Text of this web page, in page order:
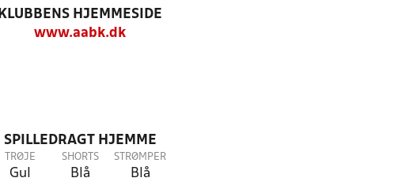
KLUBBENS HJEMMESIDE
www.aabk.dk
SPILLEDRAGT HJEMME
TRØJE
Gul
SHORTS
Blå
STRØMPER
Blå